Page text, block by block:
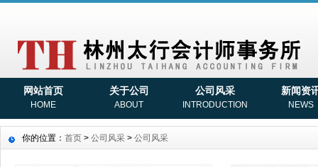
网站首页
HOME
关于公司
ABOUT
公司风采
INTRODUCTION
新闻资
NEWS
你的位置： 首页 > 公司风采 > 公司风采